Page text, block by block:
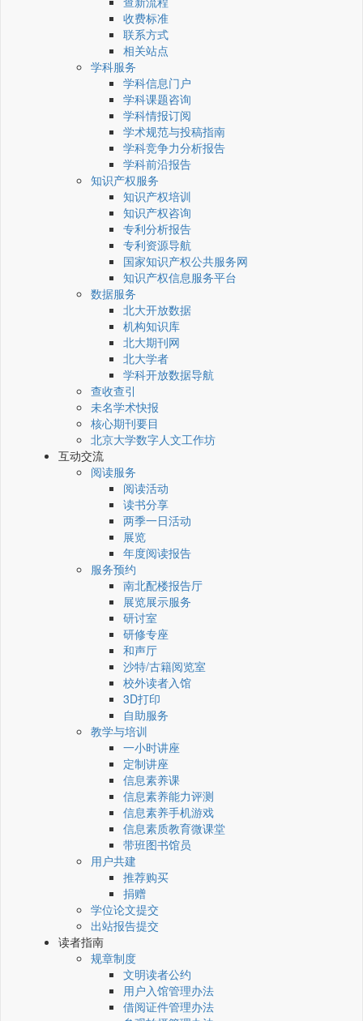
收费标准
联系方式
相关站点
学科服务
学科信息门户
学科课题咨询
学科情报订阅
学术规范与投稿指南
学科竞争力分析报告
学科前沿报告
知识产权服务
知识产权培训
知识产权咨询
专利分析报告
专利资源导航
国家知识产权公共服务网
知识产权信息服务平台
数据服务
北大开放数据
机构知识库
北大期刊网
北大学者
学科开放数据导航
查收查引
未名学术快报
核心期刊要目
北京大学数字人文工作坊
互动交流
阅读服务
阅读活动
读书分享
两季一日活动
展览
年度阅读报告
服务预约
南北配楼报告厅
展览展示服务
研讨室
研修专座
和声厅
沙特/古籍阅览室
校外读者入馆
3D打印
自助服务
教学与培训
一小时讲座
定制讲座
信息素养课
信息素养能力评测
信息素养手机游戏
信息素质教育微课堂
带班图书馆员
用户共建
推荐购买
捐赠
学位论文提交
出站报告提交
读者指南
规章制度
文明读者公约
用户入馆管理办法
借阅证件管理办法